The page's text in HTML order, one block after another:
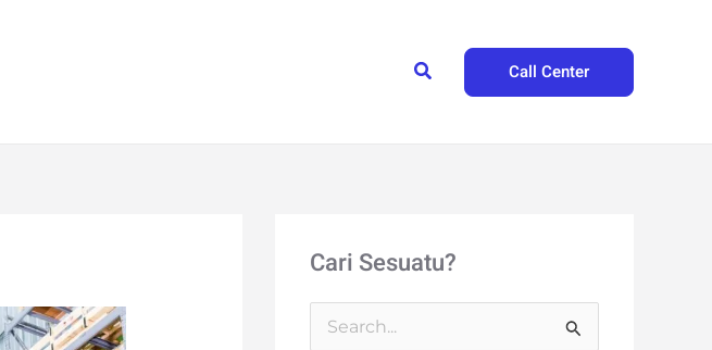
Search Call Center
Cari Sesuatu?